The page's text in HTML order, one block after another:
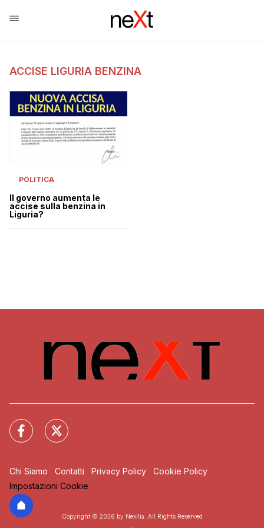
ACCISE LIGURIA BENZINA
POLITICA
Il governo aumenta le
accise sulla benzina in
Liguria?
Chi Siamo Contatti Privacy Policy
Cookie Policy
Impostazioni Cookie
Copyright © 2026 by Nexilia. All Rights Reserved